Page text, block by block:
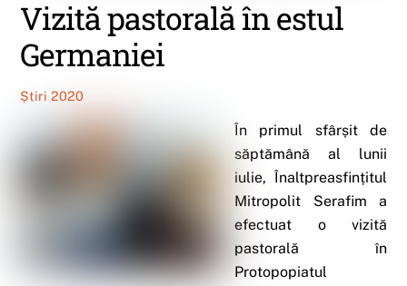
Vizită pastorală în estul
Germaniei
Știri 2020
În primul sfârșit de
săptămână al lunii
iulie, Înaltpreasfințitul
Mitropolit Serafim a
efectuat o vizită
pastorală în
Protopopiatul